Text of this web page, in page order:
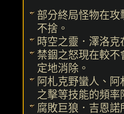
部分終局怪物在
不捨。
時空之靈．澤洛
禁錮之怒現在較
定地消除。
阿札克野蠻人、
之擊等技能的頻
腐敗巨狼．吉恩